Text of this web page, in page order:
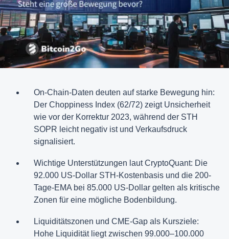
On-Chain-Daten deuten auf starke Bewegung hin:
Der Choppiness Index (62/72) zeigt Unsicherheit
wie vor der Korrektur 2023, während der STH
SOPR leicht negativ ist und Verkaufsdruck
signalisiert.
Wichtige Unterstützungen laut CryptoQuant: Die
92.000 US-Dollar STH-Kostenbasis und die 200-
Tage-EMA bei 85.000 US-Dollar gelten als kritische
Zonen für eine mögliche Bodenbildung.
Liquiditätszonen und CME-Gap als Kursziele:
Hohe Liquidität liegt zwischen 99.000–100.000